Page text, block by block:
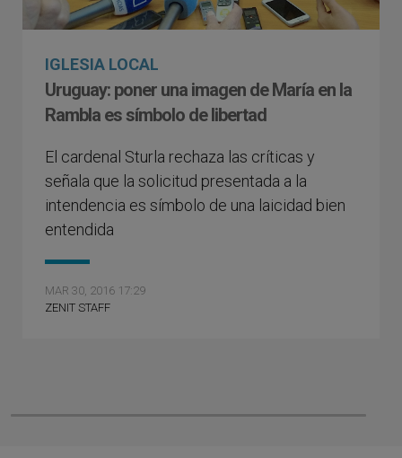
IGLESIA LOCAL
Uruguay: poner una imagen de María en la
Rambla es símbolo de libertad
El cardenal Sturla rechaza las críticas y
señala que la solicitud presentada a la
intendencia es símbolo de una laicidad bien
entendida
MAR 30, 2016 17:29
ZENIT STAFF